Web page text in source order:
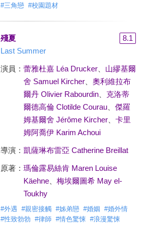
#三角戀 #校園題材
殘夏
8.1
Last Summer
演員： 蕾雅杜嘉 Léa Drucker、 山繆基爾
舍 Samuel Kircher、 奧利維拉布
爾丹 Olivier Rabourdin、 克洛蒂
爾德高倫 Clotilde Courau、 傑羅
姆基爾舍 Jérôme Kircher、 卡里
姆阿喬伊 Karim Achoui
導演： 凱薩琳布雷亞 Catherine Breillat
原著： 瑪倫露易絲肯 Maren Louise
Käehne、 梅埃爾圖希 May el-
Toukhy
#外遇 #親密接觸 #姊弟戀 #婚姻 #婚外情
#性致勃勃 #律師 #情色驚悚 #浪漫驚悚